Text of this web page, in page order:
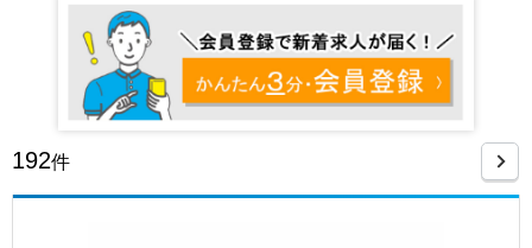
192件